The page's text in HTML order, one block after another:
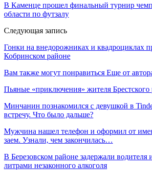
В Каменце прошел финальный турнир
области по футзалу
Следующая запись
Гонки на внедорожниках и квадроциклах
Кобринском районе
Вам также могут понравиться Еще от
Пьяные «приключения» жителя Брестского
Минчанин познакомился с девушкой в
встречу. Что было дальше?
Мужчина нашел телефон и оформил от
заем. Узнали, чем закончилась…
В Березовском районе задержали водителя
литрами незаконного алкоголя